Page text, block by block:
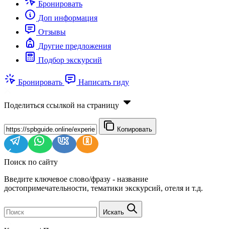
Бронировать
Доп информация
Отзывы
Другие предложения
Подбор экскурсий
Бронировать Написать гиду
Поделиться ссылкой на страницу
Копировать
Поиск по сайту
Введите ключевое слово/фразу - название
достопримечательности, тематики экскурсий, отеля и т.д.
Искать